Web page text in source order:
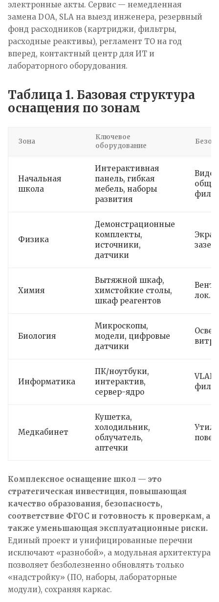
электронные акты. Сервис — немедленная
замена DOA, SLA на выезд инженера, резервный
фонд расходников (картриджи, фильтры,
расходные реактивы), регламент ТО на год
вперед, контактный центр для ИТ и
лабораторного оборудования.
Таблица 1. Базовая структура
оснащения по зонам
Зона
Ключевое
оборудование
Начальная
школа
Интерактивная
панель, гибкая
мебель, наборы
развития
Физика
Демонстрационные
комплекты,
источники,
датчики
Химия
Вытяжной шкаф,
химстойкие столы,
шкаф реагентов
лок.
Биология
Микроскопы,
модели, цифровые
датчики
Информатика
ПК/ноутбуки,
интерактив,
сервер-ядро
VLAN,
Медкабинет
Кушетка,
холодильник,
облучатель,
аптечки
Комплексное оснащение школ — это
стратегическая инвестиция, повышающая
качество образования, безопасность,
соответствие ФГОС и готовность к проверкам, а
также уменьшающая эксплуатационные риски.
Единый проект и унифицированные перечни
исключают «разнобой», а модульная архитектура
позволяет безболезненно обновлять только
«надстройку» (ПО, наборы, лабораторные
модули), сохраняя каркас.